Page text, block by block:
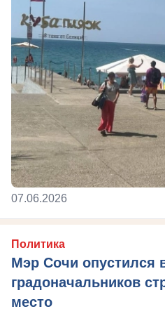
07.06.2026
Политика
Мэр Сочи опустился
градоначальников
место